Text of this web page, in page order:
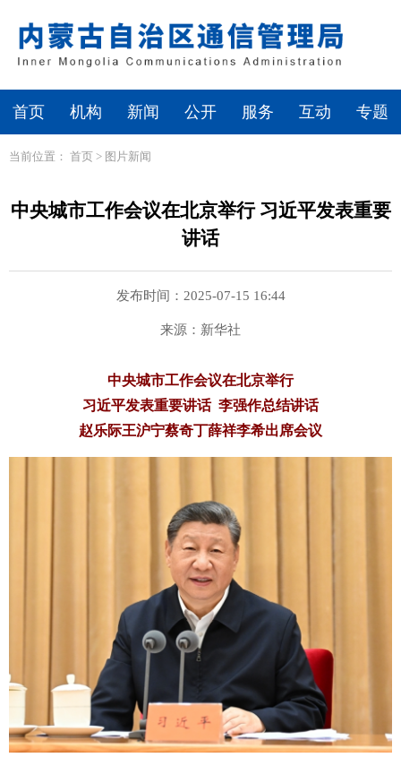
首页 机构 新闻 公开 服务 互动 专题
当前位置： 首页 > 图片新闻
中央城市工作会议在北京举行 习近平发表重要
讲话
发布时间：2025-07-15 16:44
来源：新华社
中央城市工作会议在北京举行
习近平发表重要讲话 李强作总结讲话
赵乐际王沪宁蔡奇丁薛祥李希出席会议